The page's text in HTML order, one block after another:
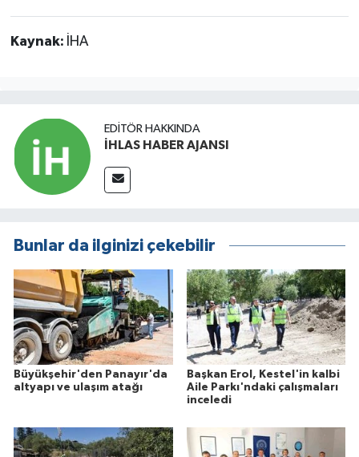
Kaynak: İHA
EDITÖR HAKKINDA
İHLAS HABER AJANSI
Bunlar da ilginizi çekebilir
Büyükşehir'den Panayır'da
altyapı ve ulaşım atağı
Başkan Erol, Kestel'in kalbi
Aile Parkı'ndaki çalışmaları
inceledi